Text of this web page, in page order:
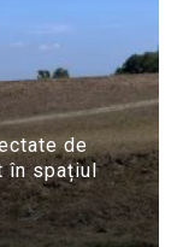
de
în spațiul